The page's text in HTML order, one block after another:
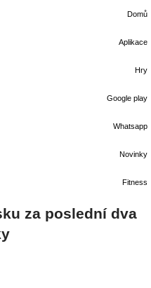
Domů
Aplikace
Hry
Google play
Whatsapp
Novinky
Fitness
za poslední dva